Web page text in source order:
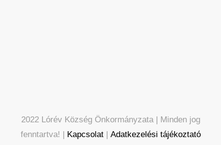
2022 Lórév Község Önkormányzata | Minden jog
fenntartva! | Kapcsolat| Adatkezelési tájékoztató